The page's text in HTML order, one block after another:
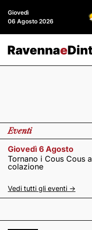
Giovedì
06 Agosto 2026
Eventi
Giovedì 6 Agosto
Tornano i Cous Cous a
colazione
Vedi tutti gli eventi ->